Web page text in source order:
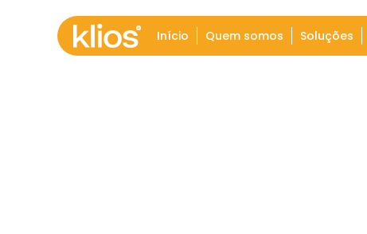
Início Quem somos Soluções